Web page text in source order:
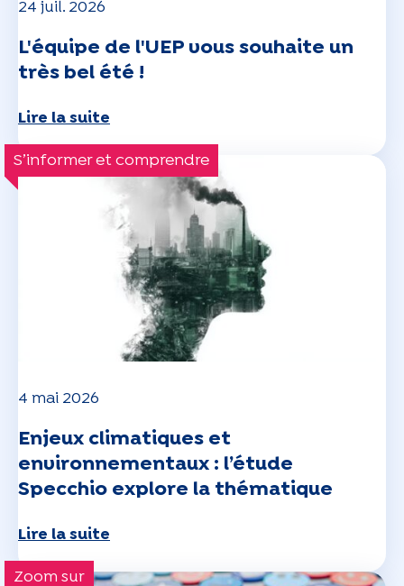
24 juil. 2026
L'équipe de l'UEP vous souhaite un
très bel été !
Lire la suite
S’informer et comprendre
4 mai 2026
Enjeux climatiques et
environnementaux : l’étude
Specchio explore la thématique
Lire la suite
Zoom sur